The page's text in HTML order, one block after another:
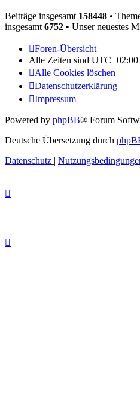
Beiträge insgesamt 158448 •
insgesamt 6752 • Unser neuestes
Foren-Übersicht
Alle Zeiten sind UTC+02:00
Alle Cookies löschen
Datenschutzerklärung
Impressum
Powered by phpBB® Forum
Deutsche Übersetzung durch
Datenschutz |